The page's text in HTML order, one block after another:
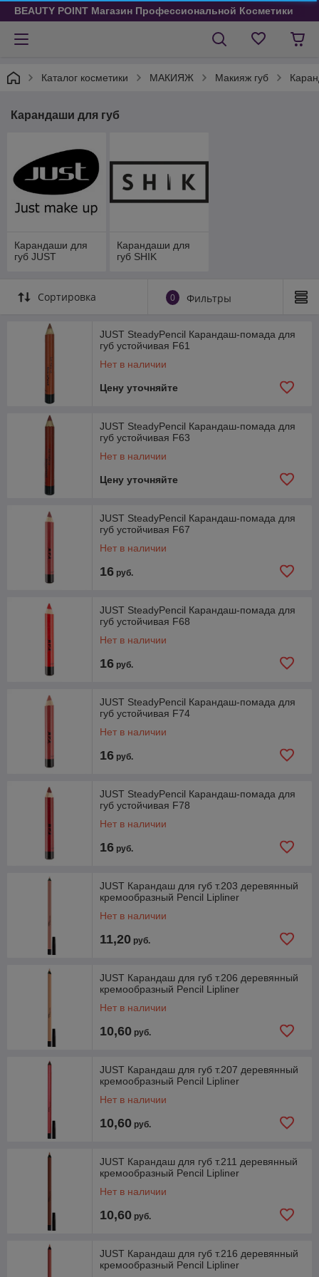
BEAUTY POINT Магазин Профессиональной Косметики
Каталог косметики МАКИЯЖ Макияж губ
Карандаши для губ
Карандаши для
губ JUST
Карандаши для
губ SHIK
Сортировка 0 Фильтры
JUST SteadyPencil Карандаш-помада для
губ устойчивая F61
Нет в наличии
Цену уточняйте
JUST SteadyPencil Карандаш-помада для
губ устойчивая F63
Нет в наличии
Цену уточняйте
JUST SteadyPencil Карандаш-помада для
губ устойчивая F67
Нет в наличии
16 руб.
JUST SteadyPencil Карандаш-помада для
губ устойчивая F68
Нет в наличии
16 руб.
JUST SteadyPencil Карандаш-помада для
губ устойчивая F74
Нет в наличии
16 руб.
JUST SteadyPencil Карандаш-помада для
губ устойчивая F78
Нет в наличии
16 руб.
JUST Карандаш для губ т.203 деревянный
кремообразный Pencil Lipliner
Нет в наличии
11,20 руб.
JUST Карандаш для губ т.206 деревянный
кремообразный Pencil Lipliner
Нет в наличии
10,60 руб.
JUST Карандаш для губ т.207 деревянный
кремообразный Pencil Lipliner
Нет в наличии
10,60 руб.
JUST Карандаш для губ т.211 деревянный
кремообразный Pencil Lipliner
Нет в наличии
10,60 руб.
JUST Карандаш для губ т.216 деревянный
кремообразный Pencil Lipliner